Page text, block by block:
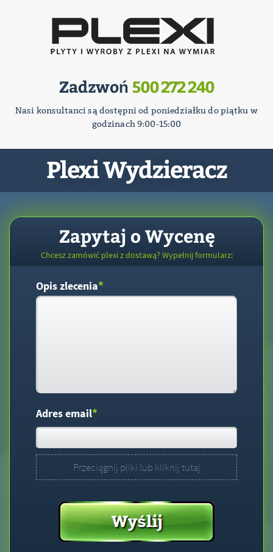
Zadzwoń 500 272 240
Nasi konsultanci są dostępni od poniedziałku do piątku w
godzinach 9:00-15:00
Plexi Wydzieracz
Zapytaj o Wycenę
Chcesz zamówić plexi z dostawą? Wypełnij formularz:
Opis zlecenia*
Adres email*
Przeciągnij pliki lub kliknij tutaj